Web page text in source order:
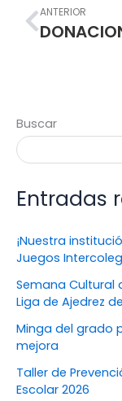
Prev
ANTERIOR
Buscar
Entradas
¡Nuestra
Juegos
Semana Cultural
Liga de Ajedrez
Minga del grado
mejora
Taller de
Escolar 2026